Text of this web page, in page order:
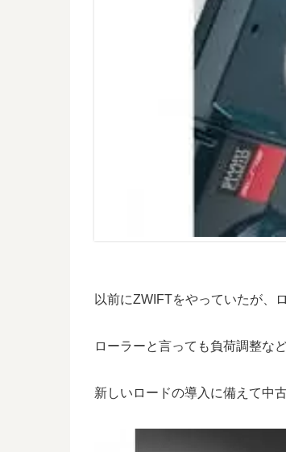
以前にZWIFTをやっていたが、
ローラーと言っても負荷調整な
新しいロードの導入に備えて中